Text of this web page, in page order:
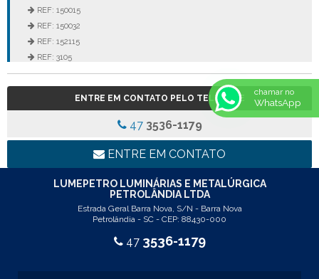
REF: 150015
REF: 150032
REF: 152115
REF: 3105
REF: 3106
REF: 5105
LINHA LUMINÁRIA COMERCIAL DE EMBUTIR
REF: 102005
REF: 103005
REF: 105015
ENTRE EM CONTATO PELO TELEFONE
47 3536-1179
ENTRE EM CONTATO
LUMEPETRO LUMINÁRIAS E METALÚRGICA
PETROLÂNDIA LTDA
Estrada Geral Barra Nova, S/N - Barra Nova
Petrolândia - SC - CEP: 88430-000
47 3536-1179
chamar no
WhatsApp